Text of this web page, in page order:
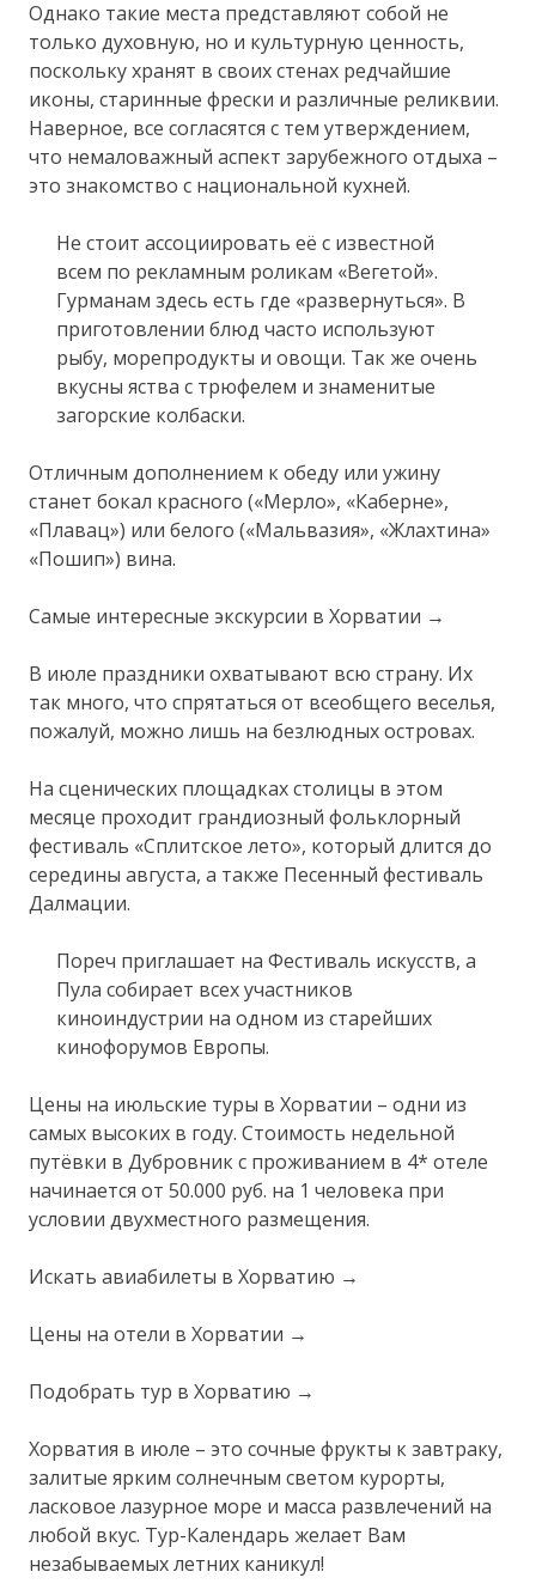
Однако такие места представляют собой не
только духовную, но и культурную ценность,
поскольку хранят в своих стенах редчайшие
иконы, старинные фрески и различные реликвии.
Наверное, все согласятся с тем утверждением,
что немаловажный аспект зарубежного отдыха –
это знакомство с национальной кухней.
Не стоит ассоциировать её с известной
всем по рекламным роликам «Вегетой».
Гурманам здесь есть где «развернуться». В
приготовлении блюд часто используют
рыбу, морепродукты и овощи. Так же очень
вкусны яства с трюфелем и знаменитые
загорские колбаски.
Отличным дополнением к обеду или ужину
станет бокал красного («Мерло», «Каберне»,
«Плавац») или белого («Мальвазия», «Жлахтина»
«Пошип») вина.
Самые интересные экскурсии в Хорватии →
В июле праздники охватывают всю страну. Их
так много, что спрятаться от всеобщего веселья,
пожалуй, можно лишь на безлюдных островах.
На сценических площадках столицы в этом
месяце проходит грандиозный фольклорный
фестиваль «Сплитское лето», который длится до
середины августа, а также Песенный фестиваль
Далмации.
Пореч приглашает на Фестиваль искусств, а
Пула собирает всех участников
киноиндустрии на одном из старейших
кинофорумов Европы.
Цены на июльские туры в Хорватии – одни из
самых высоких в году. Стоимость недельной
путёвки в Дубровник с проживанием в 4* отеле
начинается от 50.000 руб. на 1 человека при
условии двухместного размещения.
Искать авиабилеты в Хорватию →
Цены на отели в Хорватии →
Подобрать тур в Хорватию →
Хорватия в июле – это сочные фрукты к завтраку,
залитые ярким солнечным светом курорты,
ласковое лазурное море и масса развлечений на
любой вкус. Тур-Календарь желает Вам
незабываемых летних каникул!